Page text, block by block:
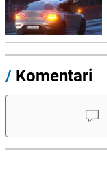
/ Komentari